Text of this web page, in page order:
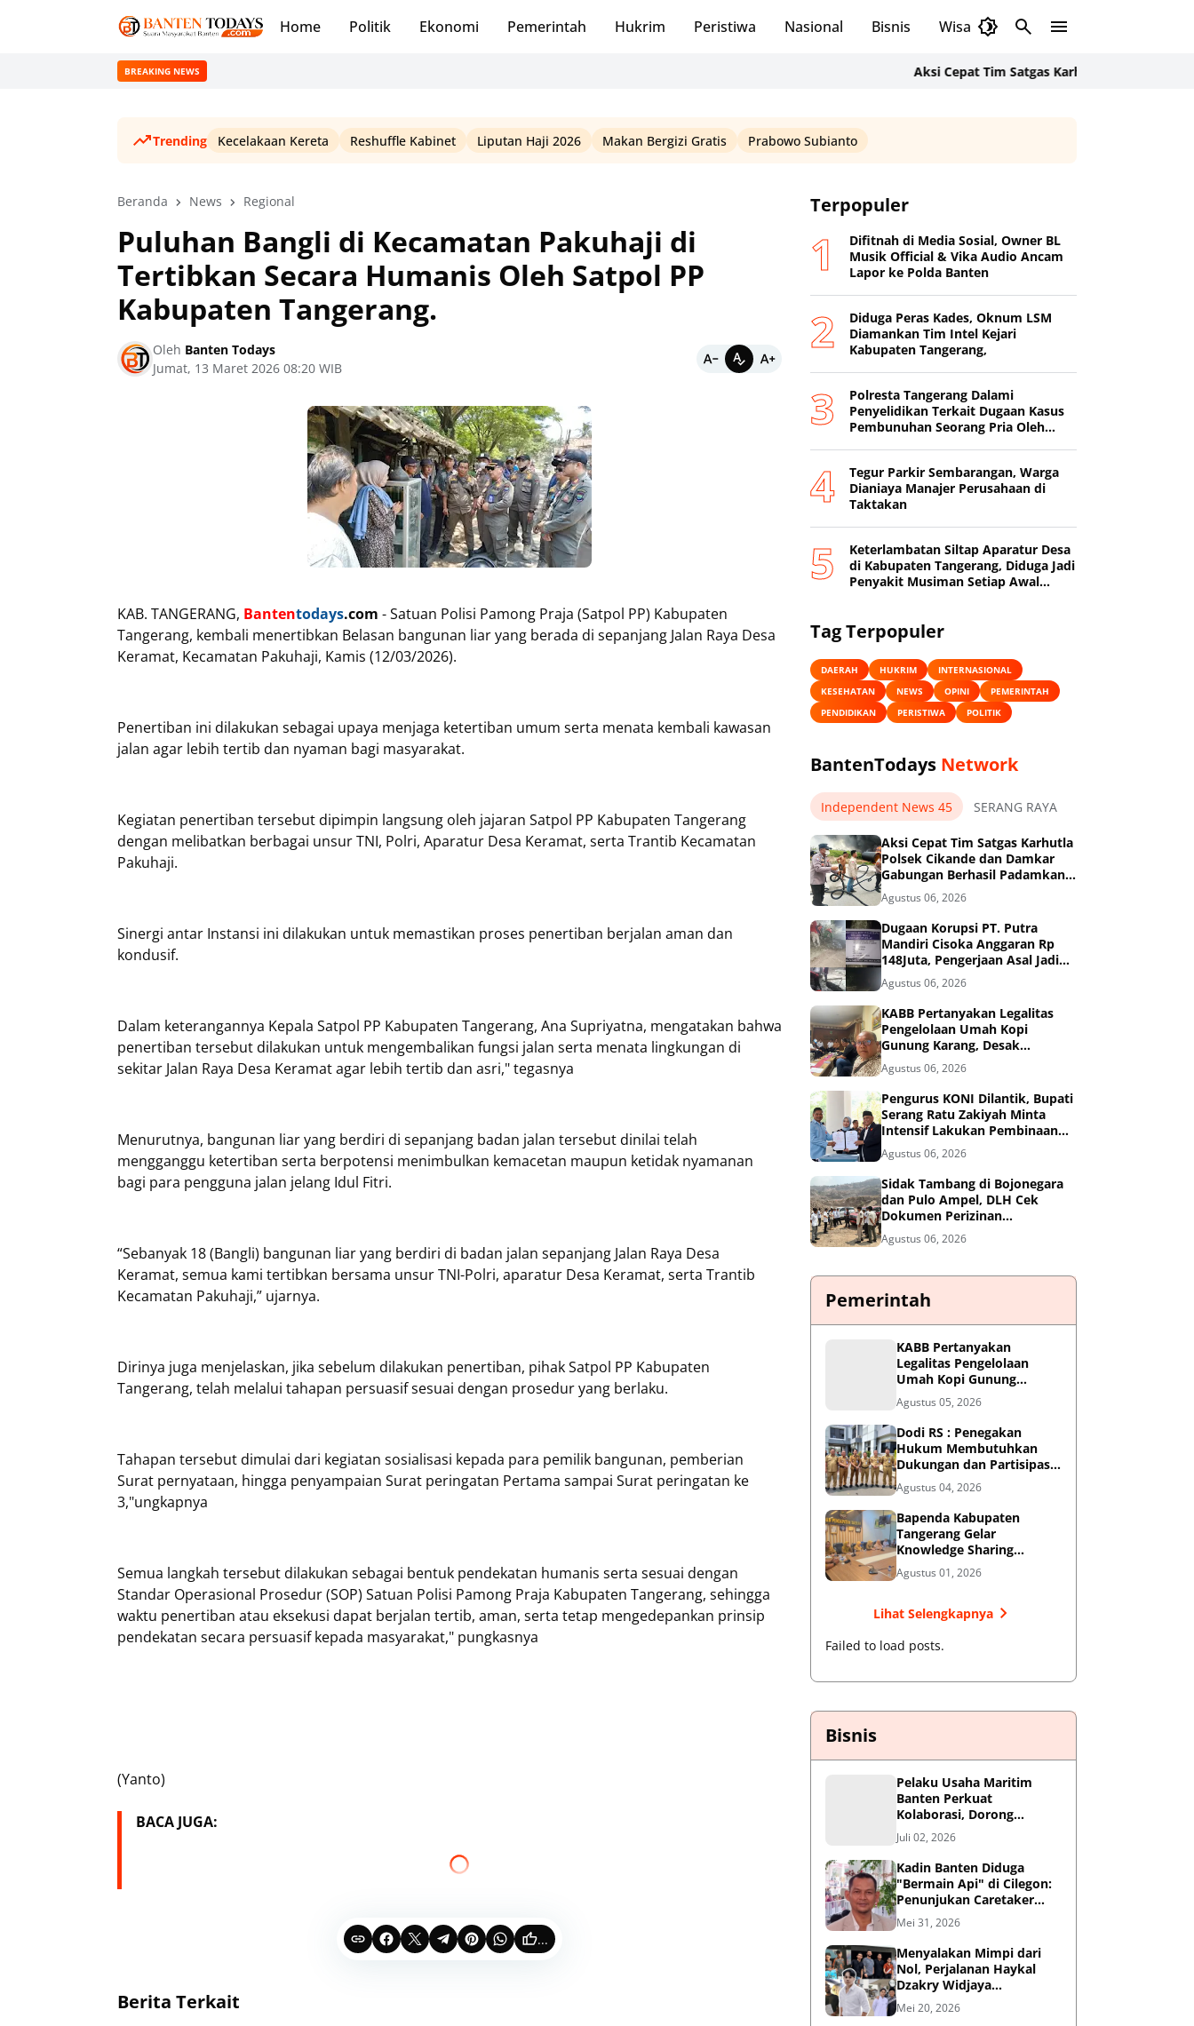
Home Politik Ekonomi Pemerintah Hukrim Peristiwa Nasional Bisnis Wisata Budaya
BREAKING NEWS Aksi Cepat Tim Satgas Karhutla Polsek Cikande dan
Trending Kecelakaan Kereta Reshuffle Kabinet Liputan Haji 2026 Makan Bergizi Gratis Prabowo Subianto
Beranda News Regional
Puluhan Bangli di Kecamatan Pakuhaji di
Tertibkan Secara Humanis Oleh Satpol PP
Kabupaten Tangerang.
Oleh Banten Todays
Jumat, 13 Maret 2026 08:20 WIB
KAB. TANGERANG, Bantentodays.com - Satuan Polisi Pamong Praja (Satpol PP) Kabupaten
Tangerang, kembali menertibkan Belasan bangunan liar yang berada di sepanjang Jalan Raya Desa
Keramat, Kecamatan Pakuhaji, Kamis (12/03/2026).
Penertiban ini dilakukan sebagai upaya menjaga ketertiban umum serta menata kembali kawasan
jalan agar lebih tertib dan nyaman bagi masyarakat.
Kegiatan penertiban tersebut dipimpin langsung oleh jajaran Satpol PP Kabupaten Tangerang
dengan melibatkan berbagai unsur TNI, Polri, Aparatur Desa Keramat, serta Trantib Kecamatan
Pakuhaji.
Sinergi antar Instansi ini dilakukan untuk memastikan proses penertiban berjalan aman dan
kondusif.
Dalam keterangannya Kepala Satpol PP Kabupaten Tangerang, Ana Supriyatna, mengatakan bahwa
penertiban tersebut dilakukan untuk mengembalikan fungsi jalan serta menata lingkungan di
sekitar Jalan Raya Desa Keramat agar lebih tertib dan asri," tegasnya
Menurutnya, bangunan liar yang berdiri di sepanjang badan jalan tersebut dinilai telah
mengganggu ketertiban serta berpotensi menimbulkan kemacetan maupun ketidak nyamanan
bagi para pengguna jalan jelang Idul Fitri.
“Sebanyak 18 (Bangli) bangunan liar yang berdiri di badan jalan sepanjang Jalan Raya Desa
Keramat, semua kami tertibkan bersama unsur TNI-Polri, aparatur Desa Keramat, serta Trantib
Kecamatan Pakuhaji,” ujarnya.
Dirinya juga menjelaskan, jika sebelum dilakukan penertiban, pihak Satpol PP Kabupaten
Tangerang, telah melalui tahapan persuasif sesuai dengan prosedur yang berlaku.
Tahapan tersebut dimulai dari kegiatan sosialisasi kepada para pemilik bangunan, pemberian
Surat pernyataan, hingga penyampaian Surat peringatan Pertama sampai Surat peringatan ke
3,"ungkapnya
Semua langkah tersebut dilakukan sebagai bentuk pendekatan humanis serta sesuai dengan
Standar Operasional Prosedur (SOP) Satuan Polisi Pamong Praja Kabupaten Tangerang, sehingga
waktu penertiban atau eksekusi dapat berjalan tertib, aman, serta tetap mengedepankan prinsip
pendekatan secara persuasif kepada masyarakat," pungkasnya
(Yanto)
BACA JUGA:
...
Berita Terkait
Terpopuler
Difitnah di Media Sosial, Owner BL
Musik Official & Vika Audio Ancam
Lapor ke Polda Banten
Diduga Peras Kades, Oknum LSM
Diamankan Tim Intel Kejari
Kabupaten Tangerang,
Polresta Tangerang Dalami
Penyelidikan Terkait Dugaan Kasus
Pembunuhan Seorang Pria Oleh
Tegur Parkir Sembarangan, Warga
Dianiaya Manajer Perusahaan di
Taktakan
Keterlambatan Siltap Aparatur Desa
di Kabupaten Tangerang, Diduga Jadi
Penyakit Musiman Setiap Awal
Tag Terpopuler
DAERAH HUKRIM
INTERNASIONAL
KESEHATAN
NEWS OPINI
PEMERINTAH
PENDIDIKAN
PERISTIWA POLITIK
BantenTodays Network
Independent News 45 SERANG RAYA
Aksi Cepat Tim Satgas Karhutla
Polsek Cikande dan Damkar
Gabungan Berhasil Padamkan
Kebakaran di Nambo Ilir, Kibin.
Agustus 06, 2026
Dugaan Korupsi PT. Putra
Mandiri Cisoka Anggaran Rp
148Juta, Pengerjaan Asal Jadi
dan Abaikan 3K
Agustus 06, 2026
KABB Pertanyakan Legalitas
Pengelolaan Umah Kopi
Gunung Karang, Desak
Pemprov Banten Buka
Dokumen Pengelolaan Aset
Agustus 06, 2026
Pengurus KONI Dilantik, Bupati
Serang Ratu Zakiyah Minta
Intensif Lakukan Pembinaan
Cabor
Agustus 06, 2026
Sidak Tambang di Bojonegara
dan Pulo Ampel, DLH Cek
Dokumen Perizinan
Perusahaan
Agustus 06, 2026
Pemerintah
KABB Pertanyakan
Legalitas Pengelolaan
Umah Kopi Gunung
Karang, Desak Pemprov
Banten Buka Dokumen
Pengelolaan Aset
Agustus 05, 2026
Dodi RS : Penegakan
Hukum Membutuhkan
Dukungan dan Partisipasi
Aktif Seluruh Elemen
Masyarakat.
Agustus 04, 2026
Bapenda Kabupaten
Tangerang Gelar
Knowledge Sharing
"Belajar Dasar AI" dalam
KATALIS P2DD X DIGDAYA
Agustus 01, 2026
Lihat Selengkapnya
Failed to load posts.
Bisnis
Pelaku Usaha Maritim
Banten Perkuat
Kolaborasi, Dorong
Kemajuan Sektor
Pelabuhan
Juli 02, 2026
Kadin Banten Diduga
"Bermain Api" di Cilegon:
Penunjukan Caretaker
Dipertanyakan, Berpotensi
Konflik Kepentingan
Mei 31, 2026
Menyalakan Mimpi dari
Nol, Perjalanan Haykal
Dzakry Widjaya
Membangun Bisnis dan
Menebar Manfaat
Mei 20, 2026